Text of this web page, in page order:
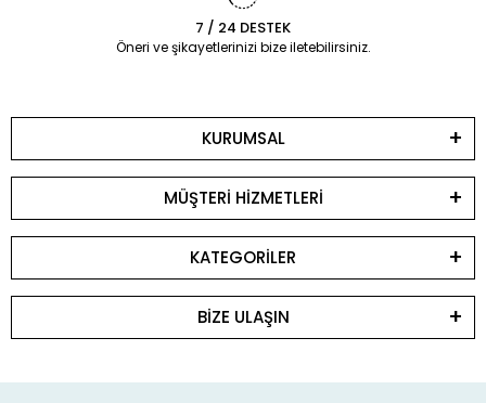
7 / 24 DESTEK
Öneri ve şikayetlerinizi bize iletebilirsiniz.
KURUMSAL
MÜŞTERİ HİZMETLERİ
KATEGORİLER
BİZE ULAŞIN